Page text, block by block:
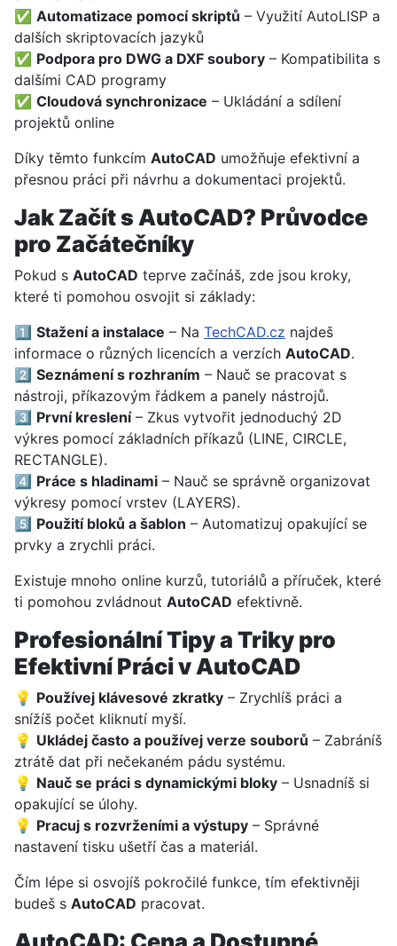
✅ Automatizace pomocí skriptů – Využití AutoLISP a
dalších skriptovacích jazyků
✅ Podpora pro DWG a DXF soubory – Kompatibilita s
dalšími CAD programy
✅ Cloudová synchronizace – Ukládání a sdílení
projektů online
Díky těmto funkcím AutoCAD umožňuje efektivní a
přesnou práci při návrhu a dokumentaci projektů.
Jak Začít s AutoCAD? Průvodce
pro Začátečníky
Pokud s AutoCAD teprve začínáš, zde jsou kroky,
které ti pomohou osvojit si základy:
1️⃣ Stažení a instalace – Na TechCAD.cz najdeš
informace o různých licencích a verzích AutoCAD.
2️⃣ Seznámení s rozhraním – Nauč se pracovat s
nástroji, příkazovým řádkem a panely nástrojů.
3️⃣ První kreslení– Zkus vytvořit jednoduchý 2D
výkres pomocí základních příkazů (LINE, CIRCLE,
RECTANGLE).
4️⃣ Práce s hladinami – Nauč se správně organizovat
výkresy pomocí vrstev (LAYERS).
5️⃣ Použití bloků a šablon – Automatizuj opakující se
prvky a zrychli práci.
Existuje mnoho online kurzů, tutoriálů a příruček, které
ti pomohou zvládnout AutoCAD efektivně.
Profesionální Tipy a Triky pro
Efektivní Práci v AutoCAD
💡 Používej klávesové zkratky – Zrychlíš práci a
snížíš počet kliknutí myší.
💡 Ukládej často a používej verze souborů – Zabráníš
ztrátě dat při nečekaném pádu systému.
💡 Nauč se práci s dynamickými bloky – Usnadníš si
opakující se úlohy.
💡 Pracuj s rozvrženími a výstupy – Správné
nastavení tisku ušetří čas a materiál.
Čím lépe si osvojíš pokročilé funkce, tím efektivněji
budeš s AutoCAD pracovat.